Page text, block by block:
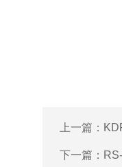
上一篇：
下一篇：